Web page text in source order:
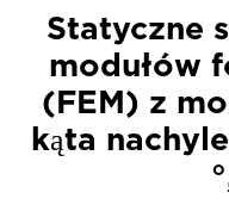
Statyczne
modułów
(FEM) z
kąta